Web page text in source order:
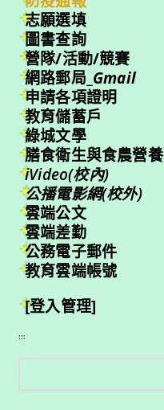
志願選填
圖書查詢
營隊/活動/競賽
網路郵局_ Gmail
申請各項證明
教育儲蓄戶
綠城文學
膳食衛生與食農營養
iVideo(校內)
公播電影網(校外)
雲端公文
雲端差勤
公務電子郵件
教育雲端帳號
[登入管理]
:::
搜
尋